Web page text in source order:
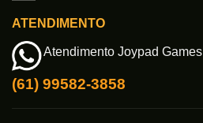
ATENDIMENTO
Atendimento Joypad Games
(61) 99582-3858